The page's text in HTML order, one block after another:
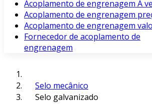
Acoplamento de engrenagem À
Acoplamento de engrenagem
Acoplamento de engrenagem
Fornecedor de acoplamento de
engrenagem
Selo mecânico
Selo galvanizado